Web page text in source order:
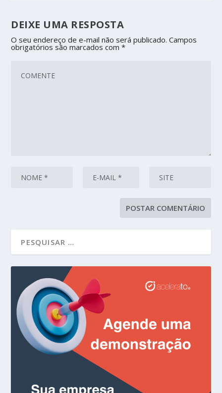
DEIXE UMA RESPOSTA
O seu endereço de e-mail não será publicado. Campos
obrigatórios são marcados com*